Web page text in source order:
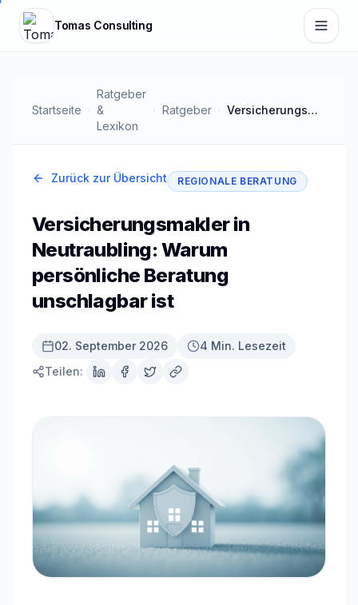
Zum Hauptinhalt springen
Tomas Consulting
Startseite
Ratgeber
&
Lexikon
Ratgeber Versicherungsmakler in Neutraubling: Warum persönliche Beratung unschlagbar ist
Zurück zur Übersicht REGIONALE BERATUNG
Versicherungsmakler in
Neutraubling: Warum
persönliche Beratung
unschlagbar ist
02. September 2026
4 Min. Lesezeit
Teilen: